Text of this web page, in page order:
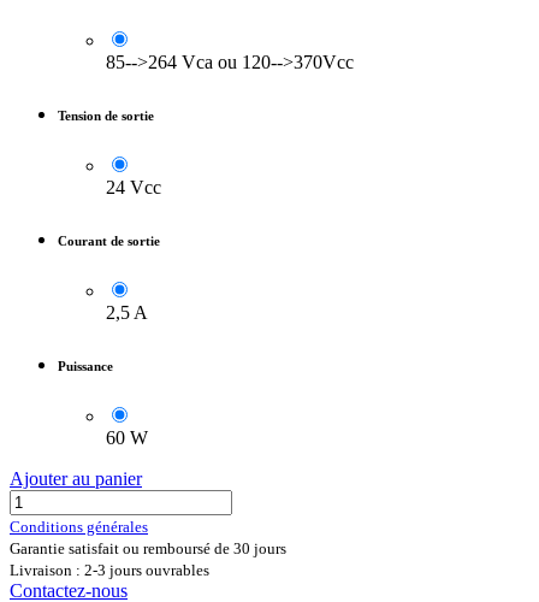
85-->264 Vca ou 120-->370Vcc
Tension de sortie
24 Vcc
Courant de sortie
2,5 A
Puissance
60 W
Ajouter au panier
Conditions générales
Garantie satisfait ou remboursé de 30 jours
Livraison : 2-3 jours ouvrables
Contactez-nous